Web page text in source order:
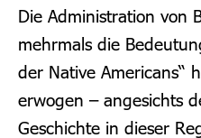
Die Administration von
mehrmals die
der Native Americans“
erwogen – angesichts
Geschichte in dieser